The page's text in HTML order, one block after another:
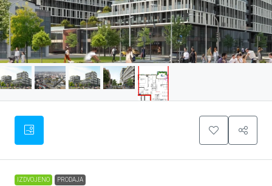
IZDVOJENO PRODAJA